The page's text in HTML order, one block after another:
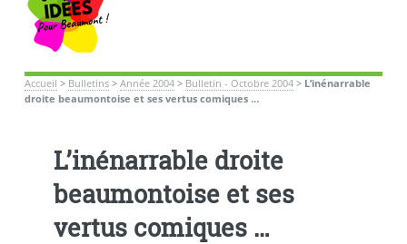
Accueil > Bulletins> Année 2004> Bulletin - Octobre 2004> L’inénarrable
droite beaumontoise et ses vertus comiques …
L’inénarrable droite
beaumontoise et ses
vertus comiques …